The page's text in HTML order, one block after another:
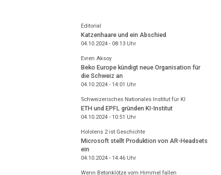
Editorial
Katzenhaare und ein Abschied
04.10.2024 - 08:13Uhr
Evren Aksoy
Beko Europe kündigt neue Organisation für
die Schweiz an
04.10.2024 - 14:01 Uhr
Schweizerisches Nationales Institut für KI
ETH und EPFL gründen KI-Institut
04.10.2024 - 10:51 Uhr
Hololens 2 ist Geschichte
Microsoft stellt Produktion von AR-Headsets
ein
04.10.2024 - 14:46Uhr
Wenn Betonklötze vom Himmel fallen